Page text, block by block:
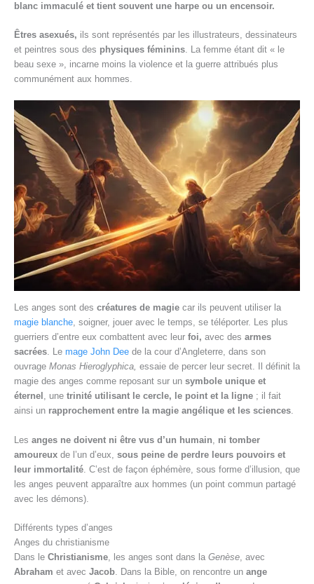
blanc immaculé et tient souvent une harpe ou un encensoir.
Êtres asexués, ils sont représentés par les illustrateurs, dessinateurs
et peintres sous des physiques féminins . La femme étant dit « le
beau sexe », incarne moins la violence et la guerre attribués plus
communément aux hommes.
Les anges sont des créatures de magie car ils peuvent utiliser la
magie blanche, soigner, jouer avec le temps, se téléporter. Les plus
guerriers d’entre eux combattent avec leur foi, avec des armes
sacrées. Le mage John Dee de la cour d’Angleterre, dans son
ouvrage Monas Hieroglyphica, essaie de percer leur secret. Il définit la
magie des anges comme reposant sur un symbole unique et
éternel , une trinité utilisant le cercle, le point et la ligne ; il fait
ainsi un rapprochement entre la magie angélique et les sciences.
Les anges ne doivent ni être vus d’un humain
ni tomber
amoureux de l’un d’eux, sous peine de perdre leurs pouvoirs et
leur immortalité . C’est de façon éphémère, sous forme d’illusion, que
les anges peuvent apparaître aux hommes (un point commun partagé
avec les démons).
Différents types d’anges
Anges du christianisme
Dans le Christianisme , les anges sont dans la Genèse , avec
Abraham et avec Jacob . Dans la Bible, on rencontre un ange